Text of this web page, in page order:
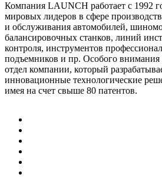
Компания LAUNCH работает с 1992
мировых лидеров в сфере
и обслуживания автомобилей,
балансировочных станков, линий
контроля, инструментов
подъемников и пр. Особого внимания
отдел компании, который
инновационные технологические
имея на счет свыше 80 патентов.